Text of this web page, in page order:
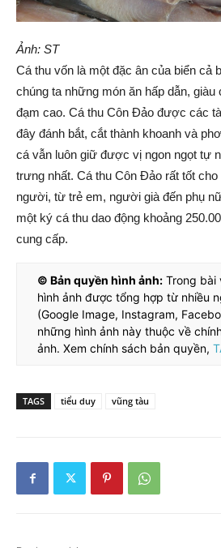
Ảnh: ST
Cá thu vốn là một đặc ân của biển cả
chúng ta những món ăn hấp dẫn,
đạm cao. Cá thu Côn Đảo được các
đây đánh bắt, cắt thành khoanh và
cá vẫn luôn giữ được vị ngon ngọt tự
trưng nhất. Cá thu Côn Đảo rất tốt
người, từ trẻ em, người già đến phụ
một ký cá thu dao động khoảng
cung cấp.
© Bản quyền hình ảnh: Trong bài
hình ảnh được tổng hợp từ nhiều
(Google Image, Instagram,
những hình ảnh này thuộc về
ảnh. Xem chính sách bản quyền,
TAGS tiểu duy vũng tàu